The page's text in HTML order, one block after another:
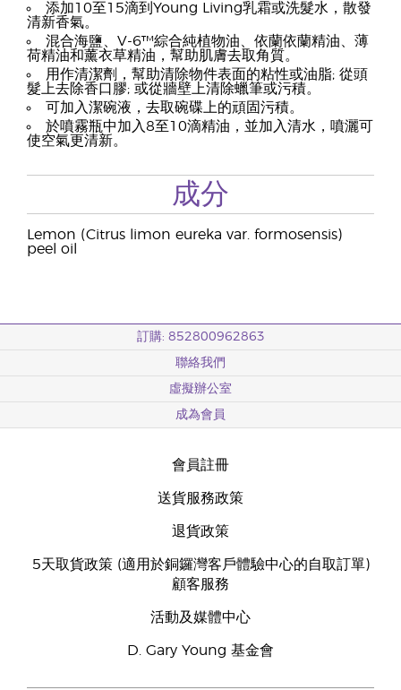
添加10至15滴到Young Living乳霜或洗髮水，散發
清新香氣。
混合海鹽、V-6™綜合純植物油、依蘭依蘭精油、薄
荷精油和薰衣草精油，幫助肌膚去取角質。
用作清潔劑，幫助清除物件表面的粘性或油脂; 從頭
髮上去除香口膠; 或從牆壁上清除蠟筆或污積。
可加入潔碗液，去取碗碟上的頑固污積。
於噴霧瓶中加入8至10滴精油，並加入清水，噴灑可
使空氣更清新。
成分
Lemon (Citrus limon eureka var. formosensis)
peel oil
訂購: 852800962863
聯絡我們
虛擬辦公室
成為會員
會員註冊
送貨服務政策
退貨政策
5天取貨政策 (適用於銅鑼灣客戶體驗中心的自取訂單)
顧客服務
活動及媒體中心
D. Gary Young 基金會